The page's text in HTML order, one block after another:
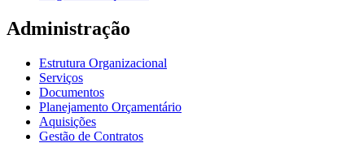
Administração
Estrutura Organizacional
Serviços
Documentos
Planejamento Orçamentário
Aquisições
Gestão de Contratos